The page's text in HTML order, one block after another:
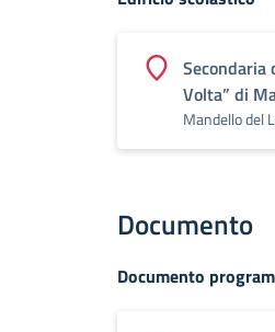
Secondaria
Volta” di
Mandello del
Documento
Documento